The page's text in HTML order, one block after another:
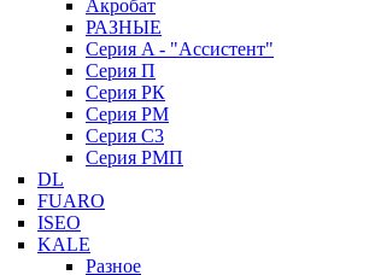
Акробат
РАЗНЫЕ
Серия A - "Ассистент"
Серия П
Серия РК
Серия РМ
Серия С3
Серия РМП
DL
FUARO
ISEO
KALE
Разное